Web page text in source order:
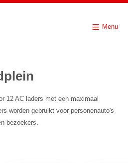
Menu
12 AC laders met een maximaal
worden gebruikt voor personenauto's
bezoekers.